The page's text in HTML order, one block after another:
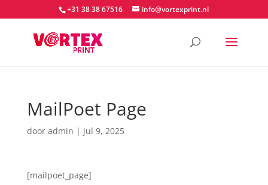
+31 38 38 67516 info@vortexprint.nl
MailPoet Page
door admin | jul 9, 2025
[mailpoet_page]